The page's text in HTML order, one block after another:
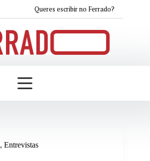
Queres escribir no Ferrado?
, Entrevistas